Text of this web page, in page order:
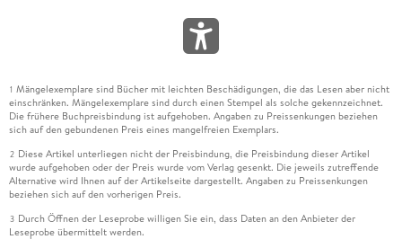
1 Mängelexemplare sind Bücher mit leichten Beschädigungen, die das Lesen aber nicht
einschränken. Mängelexemplare sind durch einen Stempel als solche gekennzeichnet.
Die frühere Buchpreisbindung ist aufgehoben. Angaben zu Preissenkungen beziehen
sich auf den gebundenen Preis eines mangelfreien Exemplars.
2 Diese Artikel unterliegen nicht der Preisbindung, die Preisbindung dieser Artikel
wurde aufgehoben oder der Preis wurde vom Verlag gesenkt. Die jeweils zutreffende
Alternative wird Ihnen auf der Artikelseite dargestellt. Angaben zu Preissenkungen
beziehen sich auf den vorherigen Preis.
3 Durch Öffnen der Leseprobe willigen Sie ein, dass Daten an den Anbieter der
Leseprobe übermittelt werden.